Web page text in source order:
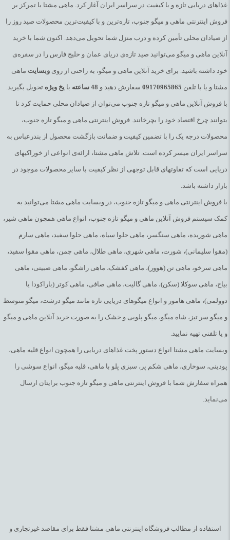
غذاهای دریایی تازه و با کیفیت در سراسر ایران آغاز کرد. ماهی مشتا با تمرکز بر
فروش اینترنتی ماهی و میگو جنوب، تازه‌ترین و با کیفیت‌ترین محصولات صید روز را
از صیادان محلی تأمین کرده و درب منزل شما تحویل می‌دهد. اکنون شما با خرید
آنلاین ماهی و میگو می‌توانید صید تازه‌ی دریای عمان و خلیج فارس را در سفره‌ی
خود داشته باشید. برای خرید آنلاین ماهی و میگو، به راحتی از روی وبسایت ماهی
مشتا و یا با تلفن 09170965865 سفارش دهید و 48 ساعته با یخ ویژه تحویل بگیرید.
با فروش آنلاین ماهی و میگو تازه جنوب می‌توان از صیادان محلی حمایت کرد تا
بتوانند چرخ اقتصاد خود را بچرخانند. فروش اینترنتی ماهی و میگو تازه جنوب،
محصولات درجه یک را با تضمین کیفیت و ضمانت بازگشت محصول از بندرعباس به
سراسر ایران میسر کرده است. تلاش ماهی مشتا، ارائه‌ی انواعی از خوراکیهای
دریایی است که تفاوتهای قابل توجهی از نظر کیفیت با سایر محصولات موجود در
بازار داشته باشد.
با فروش اینترنتی ماهی و میگو تازه جنوب، در وبسایت ماهی مشتا می‌توانید به
کمک سیستم فروش آنلاین ماهی و میگو تازه جنوب، انواع ماهی همچون ماهی شیر،
ماهی شوریده، ماهی سنگسر، ماهی حلوا سیاه، ماهی حلوا سفید، ماهی سارم
(مقوا سلیمانی)، شورت، ماهی شهری، ماهی طلال، ماهی چمن، ماهی مقوا سفید،
ماهی سرخو، ماهی تن (هوور)، ماهی کفشک، ماهی راشگو، ماهی صبیتی، ماهی
بیاح، ماهی سوکلا (سکن)، ماهی گالیت، ماهی صافی، ماهی کوتر (باراکودا یا
دوولمی)، ماهی هامور و انواع میگوهای دریایی تازه مانند میگو درشت، میگو متوسط
و میگو سر تیز، شاه میگو، میگو پلویی و خشک را به صورت خرید آنلاین ماهی و میگو
و یا تلفنی تهیه نمایید.
وبسایت ماهی مشتا انواع دستور پخت غذاهای دریایی را همچون انواع قلیه ماهی،
پودینی، سوخاری، ماهی شکم پر، سبزی پلو با ماهی، قلیه میگو، انواع سوشی را
همراه سفارش شما با فروش اینترنتی ماهی و میگو تازه جنوب برایتان ارسال
می‌نماید.
استفاده از مطالب فروشگاه اینترنتی ماهی مشتا فقط برای مقاصد غیرتجاری و